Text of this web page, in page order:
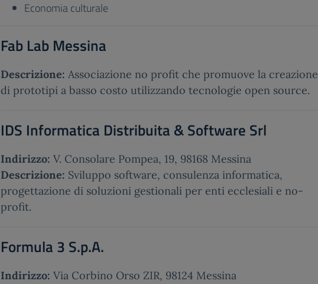
Economia culturale
Fab Lab Messina
Descrizione: Associazione no profit che promuove la creazione
di prototipi a basso costo utilizzando tecnologie open source.
IDS Informatica Distribuita & Software Srl
Indirizzo: V. Consolare Pompea, 19, 98168 Messina
Descrizione: Sviluppo software, consulenza informatica,
progettazione di soluzioni gestionali per enti ecclesiali e no-
profit.
Formula 3 S.p.A.
Indirizzo: Via Corbino Orso ZIR, 98124 Messina